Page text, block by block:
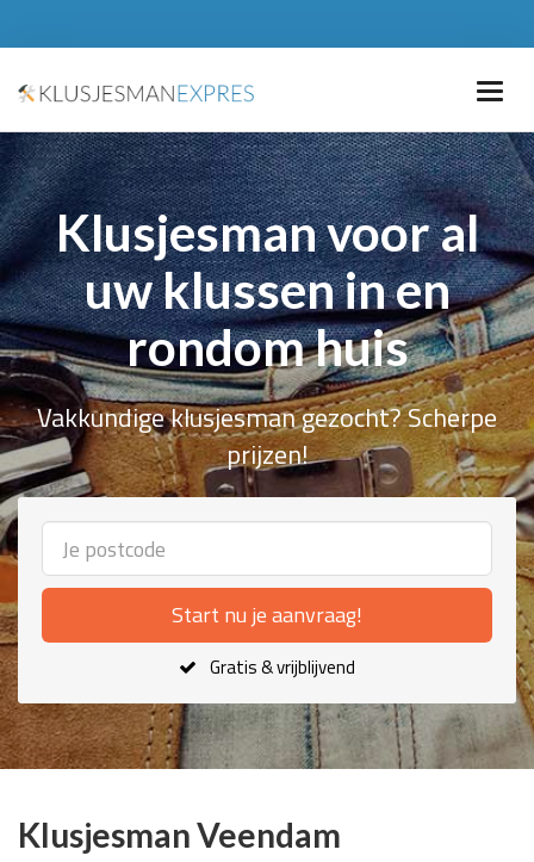
Klusjesman voor al
uw klussen in en
rondom huis
Vakkundige klusjesman gezocht? Scherpe
prijzen!
Start nu je aanvraag!
Gratis & vrijblijvend
Klusjesman Veendam